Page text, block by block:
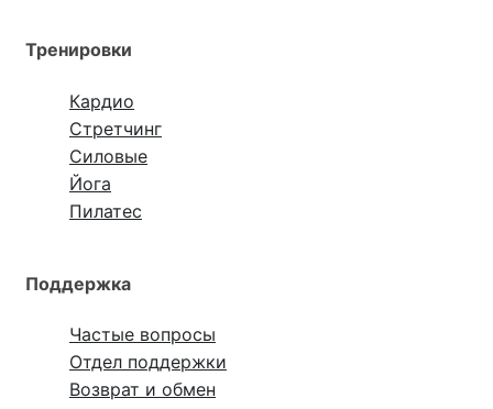
Тренировки
Кардио
Стретчинг
Силовые
Йога
Пилатес
Поддержка
Частые вопросы
Отдел поддержки
Возврат и обмен